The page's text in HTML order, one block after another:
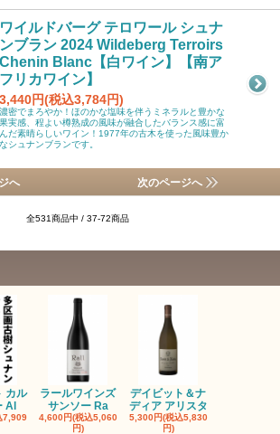
ワイルドバーグ テロワール シュナ
ンブラン 2024 Wildeberg Terroirs
Chenin Blanc【白ワイン】【南ア
フリカワイン】
3,440円(税込3,784円)
濃密でまろやか！ほのかな塩味を伴うミネラルと豊かな
果実感、程よい樽熟成の風味が融合したバランス感に富
んだ素晴らしいワイン！1977年の古木を使った風味豊か
なシュナンブランです。
へ 次のページへ
全531商品中 / 37-72商品
カル
Al
7,909
ラールワインズ
サンソー Ra
4,600円(税込5,060
円)
デイビット＆ナ
ディア アリスタ
5,300円(税込5,830
円)